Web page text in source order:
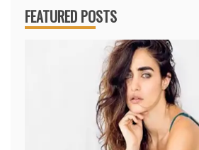
FEATURED POSTS